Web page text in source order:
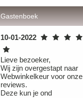
Gastenboek
10-01-2022
Lieve bezoeker,
Wij zijn overgestapt naar
Webwinkelkeur voor onze
reviews.
Deze kun je ond